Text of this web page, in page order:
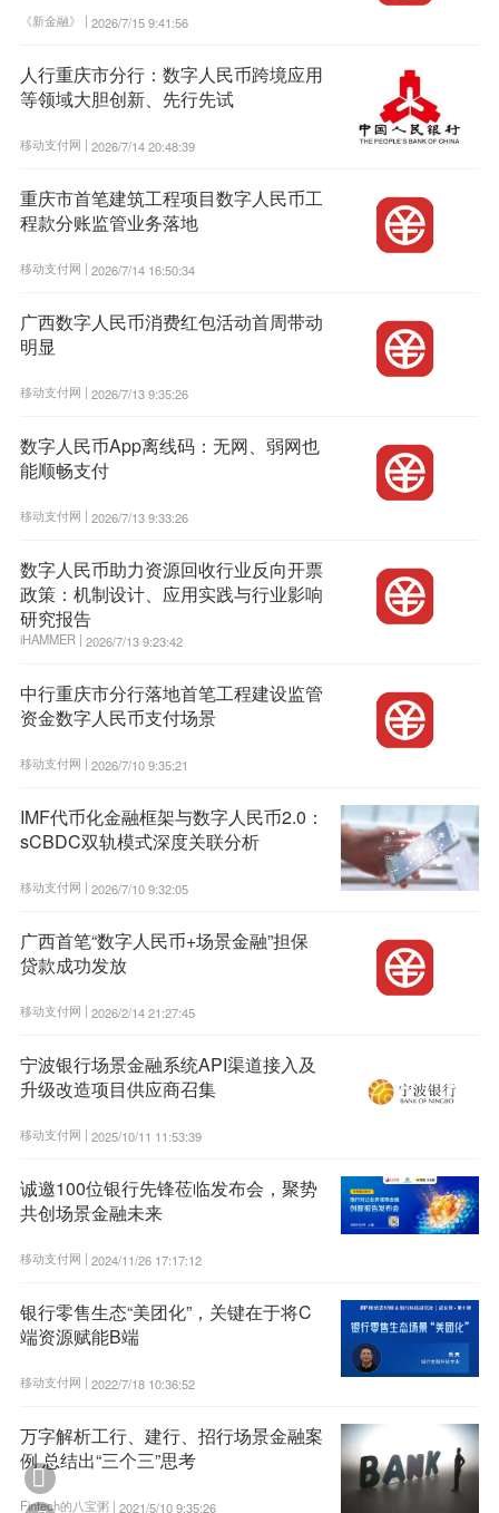
《新金融》 | 2026/7/15 9:41:56
人行重庆市分行：数字人民币跨境应用
等领域大胆创新、先行先试
移动支付网 | 2026/7/14 20:48:39
重庆市首笔建筑工程项目数字人民币工
程款分账监管业务落地
移动支付网 | 2026/7/14 16:50:34
广西数字人民币消费红包活动首周带动
明显
移动支付网 | 2026/7/13 9:35:26
数字人民币App离线码：无网、弱网也
能顺畅支付
移动支付网 | 2026/7/13 9:33:26
数字人民币助力资源回收行业反向开票
政策：机制设计、应用实践与行业影响
研究报告
iHAMMER | 2026/7/13 9:23:42
中行重庆市分行落地首笔工程建设监管
资金数字人民币支付场景
移动支付网 | 2026/7/10 9:35:21
IMF代币化金融框架与数字人民币2.0：
sCBDC双轨模式深度关联分析
移动支付网 | 2026/7/10 9:32:05
广西首笔“数字人民币+场景金融”担保
贷款成功发放
移动支付网 | 2026/2/14 21:27:45
宁波银行场景金融系统API渠道接入及
升级改造项目供应商召集
移动支付网 | 2025/10/11 11:53:39
诚邀100位银行先锋莅临发布会，聚势
共创场景金融未来
移动支付网 | 2024/11/26 17:17:12
银行零售生态“美团化”，关键在于将C
端资源赋能B端
移动支付网 | 2022/7/18 10:36:52
万字解析工行、建行、招行场景金融案
例 总结出“三个三”思考
Fintech的八宝粥 | 2021/5/10 9:35:26
